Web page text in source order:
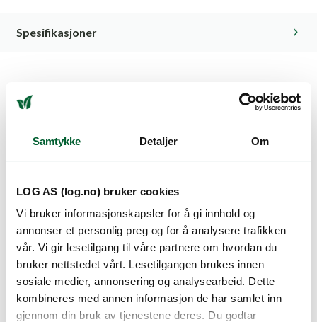
Samtykke Detaljer Om
LOG AS (log.no) bruker cookies
Vi bruker informasjonskapsler for å gi innhold og
annonser et personlig preg og for å analysere trafikken
vår. Vi gir lesetilgang til våre partnere om hvordan du
bruker nettstedet vårt. Lesetilgangen brukes innen
sosiale medier, annonsering og analysearbeid. Dette
kombineres med annen informasjon de har samlet inn
gjennom din bruk av tjenestene deres. Du godtar
Spesifikasjoner
Kunder så også på
BALKONGKASSE
NORDICA 90CM HVIT
BALKONGKASSE
NORDICA 90CM
SORT